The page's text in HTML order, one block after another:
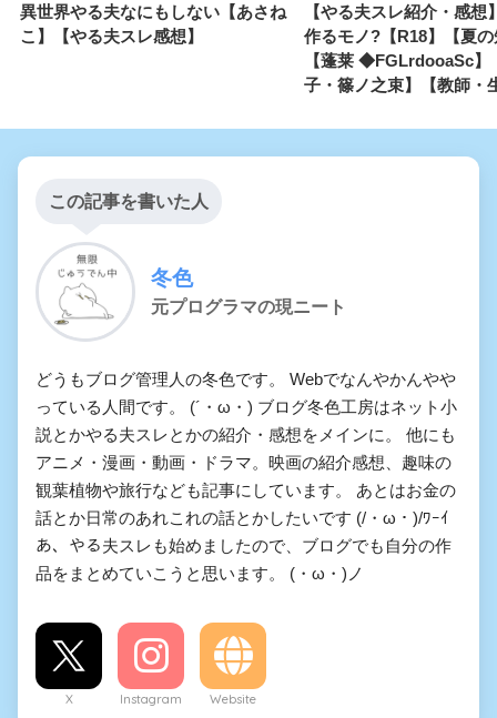
異世界やる夫なにもしない【あさね
こ】【やる夫スレ感想】
【やる夫スレ紹介・感想
作るモノ?【R18】【夏
【蓬莱 ◆FGLrdooaSc】
子・篠ノ之束】【教師・
この記事を書いた人
冬色
元プログラマの現ニート
どうもブログ管理人の冬色です。 Webでなんやかんやや
っている人間です。 (´・ω・) ブログ冬色工房はネット小
説とかやる夫スレとかの紹介・感想をメインに。 他にも
アニメ・漫画・動画・ドラマ。映画の紹介感想、趣味の
観葉植物や旅行なども記事にしています。 あとはお金の
話とか日常のあれこれの話とかしたいです (/・ω・)/ﾜｰｲ
あ、やる夫スレも始めましたので、ブログでも自分の作
品をまとめていこうと思います。 (・ω・)ノ
X Instagram Website